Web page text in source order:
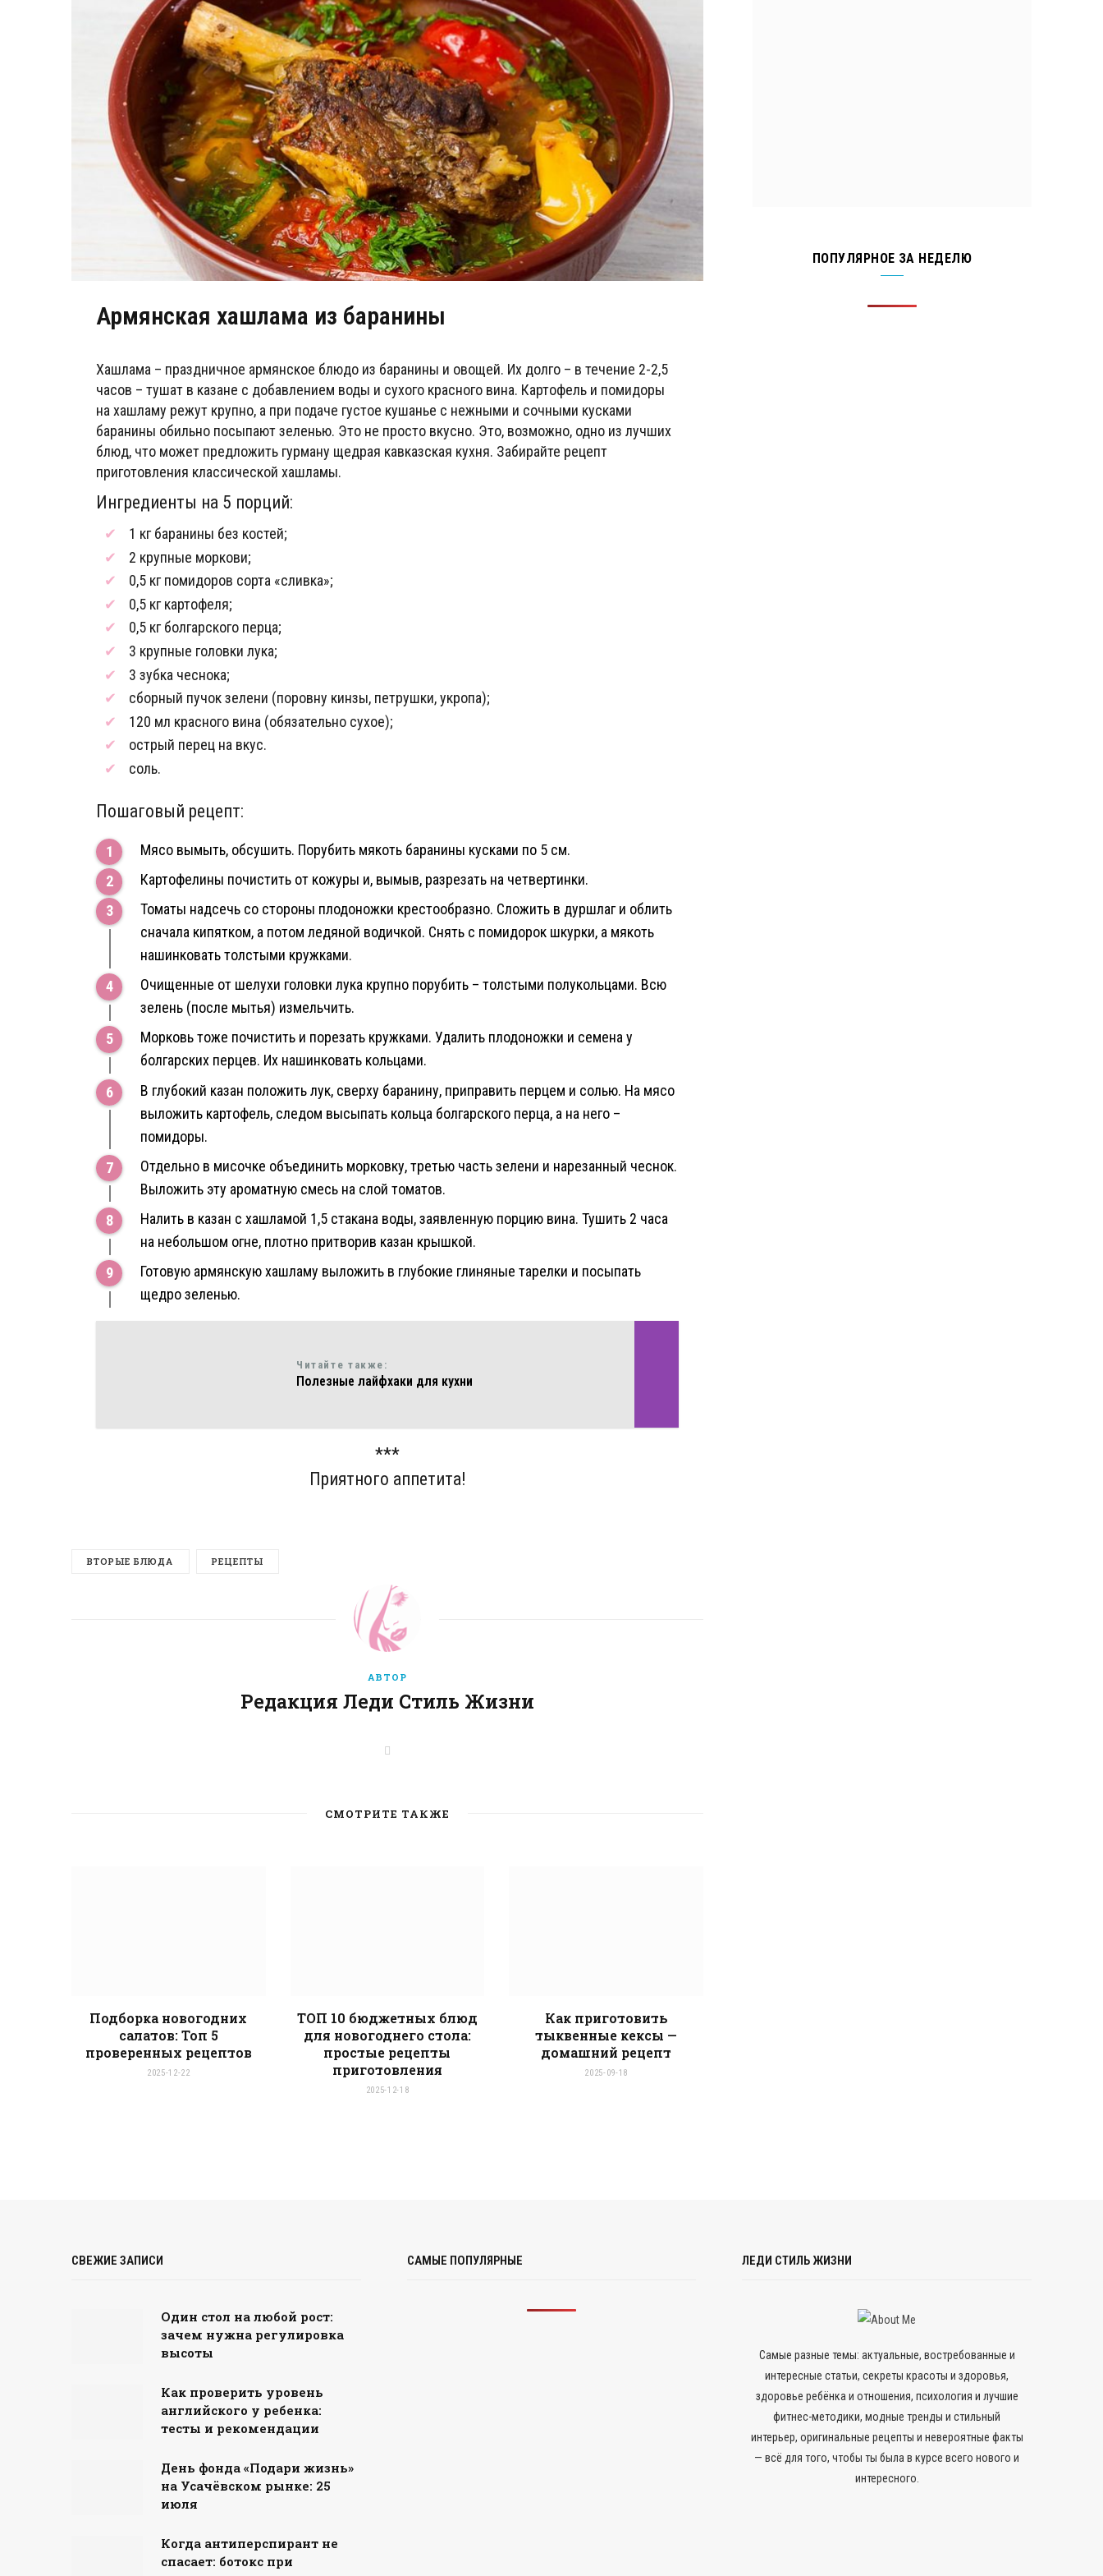
Армянская хашлама из баранины
Хашлама – праздничное армянское блюдо из баранины и овощей. Их долго – в течение 2-2,5
часов – тушат в казане с добавлением воды и сухого красного вина. Картофель и помидоры
на хашламу режут крупно, а при подаче густое кушанье с нежными и сочными кусками
баранины обильно посыпают зеленью. Это не просто вкусно. Это, возможно, одно из лучших
блюд, что может предложить гурману щедрая кавказская кухня. Забирайте рецепт
приготовления классической хашламы.
Ингредиенты на 5 порций:
1 кг баранины без костей;
2 крупные моркови;
0,5 кг помидоров сорта «сливка»;
0,5 кг картофеля;
0,5 кг болгарского перца;
3 крупные головки лука;
3 зубка чеснока;
сборный пучок зелени (поровну кинзы, петрушки, укропа);
120 мл красного вина (обязательно сухое);
острый перец на вкус.
соль.
Пошаговый рецепт:
Мясо вымыть, обсушить. Порубить мякоть баранины кусками по 5 см.
Картофелины почистить от кожуры и, вымыв, разрезать на четвертинки.
Томаты надсечь со стороны плодоножки крестообразно. Сложить в дуршлаг и облить
сначала кипятком, а потом ледяной водичкой. Снять с помидорок шкурки, а мякоть
нашинковать толстыми кружками.
Очищенные от шелухи головки лука крупно порубить – толстыми полукольцами. Всю
зелень (после мытья) измельчить.
Морковь тоже почистить и порезать кружками. Удалить плодоножки и семена у
болгарских перцев. Их нашинковать кольцами.
В глубокий казан положить лук, сверху баранину, приправить перцем и солью. На мясо
выложить картофель, следом высыпать кольца болгарского перца, а на него –
помидоры.
Отдельно в мисочке объединить морковку, третью часть зелени и нарезанный чеснок.
Выложить эту ароматную смесь на слой томатов.
Налить в казан с хашламой 1,5 стакана воды, заявленную порцию вина. Тушить 2 часа
на небольшом огне, плотно притворив казан крышкой.
Готовую армянскую хашламу выложить в глубокие глиняные тарелки и посыпать
щедро зеленью.
Читайте также:
Полезные лайфхаки для кухни
***
Приятного аппетита!
ВТОРЫЕ БЛЮДА РЕЦЕПТЫ
АВТОР
Редакция Леди Стиль Жизни
e
СМОТРИТЕ ТАКЖЕ
Подборка новогодних
салатов: Топ 5
проверенных рецептов
2025-12-22
ТОП 10 бюджетных блюд
для новогоднего стола:
простые рецепты
приготовления
2025-12-18
Как приготовить
тыквенные кексы —
домашний рецепт
2025-09-18
ПОПУЛЯРНОЕ ЗА НЕДЕЛЮ
СВЕЖИЕ ЗАПИСИ
Один стол на любой рост:
зачем нужна регулировка
высоты
Как проверить уровень
английского у ребенка:
тесты и рекомендации
День фонда «Подари жизнь»
на Усачёвском рынке: 25
июля
Когда антиперспирант не
спасает: ботокс при
САМЫЕ ПОПУЛЯРНЫЕ ЛЕДИ СТИЛЬ ЖИЗНИ
Самые разные темы: актуальные, востребованные и
интересные статьи, секреты красоты и здоровья,
здоровье ребёнка и отношения, психология и лучшие
фитнес-методики, модные тренды и стильный
интерьер, оригинальные рецепты и невероятные факты
— всё для того, чтобы ты была в курсе всего нового и
интересного.